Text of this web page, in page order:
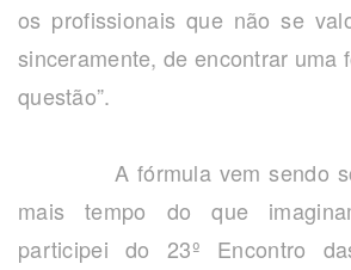
os profissionais que não se
sinceramente, de encontrar uma
questão”.
A fórmula vem sendo
mais tempo do que
participei do 23º Encontro